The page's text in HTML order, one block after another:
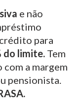
e não
para
do limite. Tem
a margem
pensionista.